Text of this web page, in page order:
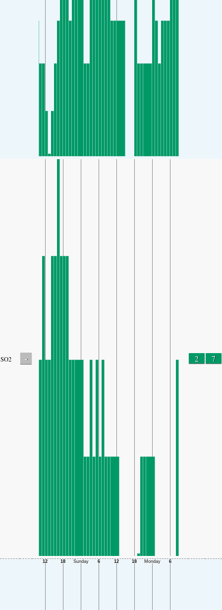
SO2 - 2 7